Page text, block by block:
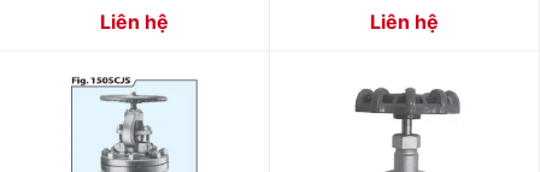
Liên hệ Liên hệ